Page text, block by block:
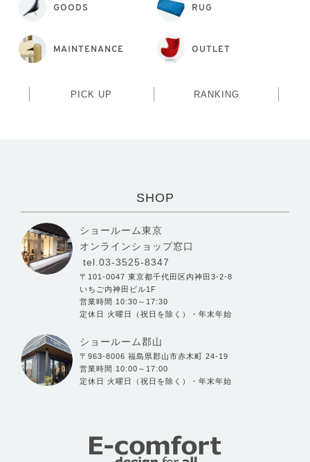
GOODS RUG
MAINTENANCE OUTLET
PICK UP RANKING
SHOP
ショールーム東京
オンラインショップ窓口
tel.03-3525-8347
〒101-0047 東京都千代田区内神田3-2-8
いちご内神田ビル1F
営業時間 10:30～17:30
定休日 火曜日（祝日を除く）・年末年始
ショールーム郡山
〒963-8006 福島県郡山市赤木町 24-19
営業時間 10:00～17:00
定休日 火曜日（祝日を除く）・年末年始